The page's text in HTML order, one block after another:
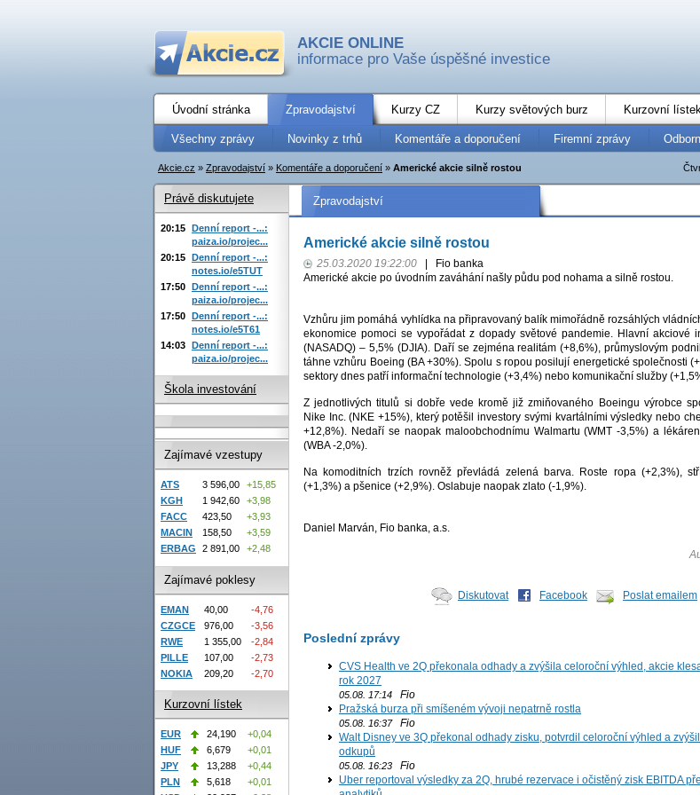
AKCIE ONLINE
informace pro Vaše úspěšné investice
Úvodní stránka Zpravodajství Kurzy CZ Kurzy světových burz Kurzovní lístek
Všechny zprávy Novinky z trhů Komentáře a doporučení Firemní zprávy
Akcie.cz » Zpravodajství » Komentáře a doporučení » Americké akcie silně rostou
Zpravodajství
Americké akcie silně rostou
25.03.2020 19:22:00
Fio banka
Americké akcie po úvodním zaváhání našly půdu pod nohama a silně rostou.
Vzhůru jim pomáhá vyhlídka na připravovaný balík mimořádně rozsáhlých
ekonomice pomoci se vypořádat z dopady světové pandemie. Hlavní akciové
(NASADQ) – 5,5% (DJIA). Daří se zejména realitám (+8,6%), průmyslovým
táhne vzhůru Boeing (BA +30%). Spolu s ropou posilují energetické společnosti
sektory dnes patří informační technologie (+3,4%) nebo komunikační služby
Z jednotlivých titulů si dobře vede kromě již zmiňovaného Boeingu výrobce
Nike Inc. (NKE +15%), který potěšil investory svými kvartálními výsledky nebo
+12,8%). Nedaří se naopak maloobchodnímu Walmartu (WMT -3,5%) a
(WBA -2,0%).
Na komoditních trzích rovněž převládá zelená barva. Roste ropa (+2,3%),
(+1,3%) a pšenice (+2,9%). Oslabuje naopak zlato (-1,9%).
Daniel Marván, Fio banka, a.s.
Diskutovat Facebook Poslat emailem
Poslední zprávy
CVS Health ve 2Q překonala odhady a zvýšila celoroční výhled, akcie
rok 2027
05.08. 17:14 Fio
Pražská burza při smíšeném vývoji nepatrně rostla
05.08. 16:37Fio
Walt Disney ve 3Q překonal odhady zisku, potvrdil celoroční výhled a
odkupů
05.08. 16:23 Fio
Uber reportoval výsledky za 2Q, hrubé rezervace i očistěný zisk EBITDA
Právě diskutujete
20:15 Denní report -...:
paiza.io/projec...
20:15 Denní report -...:
notes.io/e5TUT
17:50 Denní report -...:
paiza.io/projec...
17:50 Denní report -...:
notes.io/e5T61
14:03 Denní report -...:
paiza.io/projec...
Škola investování
Zajímavé vzestupy
ATS 3 596,00
+15,85
KGH
1 942,60
+3,98
FACC
423,50
+3,93
MACIN
158,50
+3,59
ERBAG
2 891,00 +2,48
Zajímavé poklesy
EMAN 40,00
-4,76
CZGCE
976,00
-3,56
RWE
1 355,00
-2,84
PILLE
107,00
-2,73
NOKIA
209,20 -2,70
Kurzovní lístek
EUR 24,190
+0,04
HUF
6,679
+0,01
JPY
13,288
+0,44
PLN
5,618
+0,01